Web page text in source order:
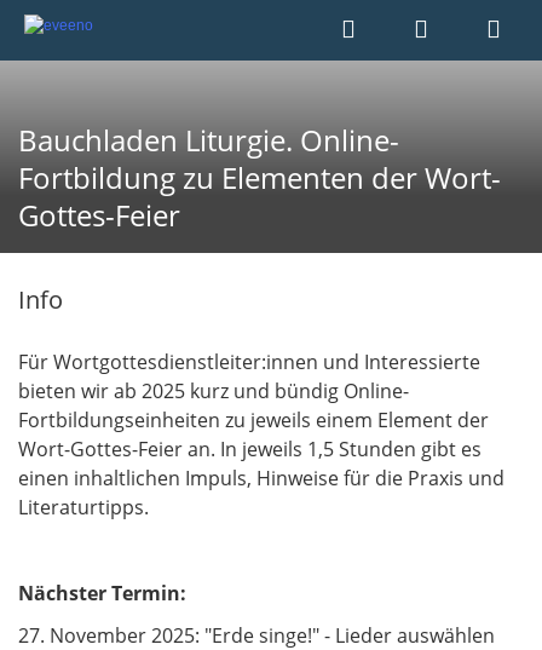
Bauchladen Liturgie. Online-
Fortbildung zu Elementen der Wort-
Gottes-Feier
Info
Für Wortgottesdienstleiter:innen und Interessierte
bieten wir ab 2025 kurz und bündig Online-
Fortbildungseinheiten zu jeweils einem Element der
Wort-Gottes-Feier an. In jeweils 1,5 Stunden gibt es
einen inhaltlichen Impuls, Hinweise für die Praxis und
Literaturtipps.
Nächster Termin:
27. November 2025: "Erde singe!" - Lieder auswählen